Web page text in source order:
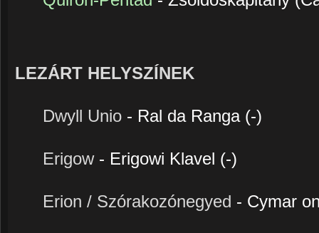
LEZÁRT HELYSZÍNEK
Dwyll Unio - Ral da Ranga (-)
Erigow - Erigowi Klavel (-)
Erion / Szórakozónegyed - Cymar